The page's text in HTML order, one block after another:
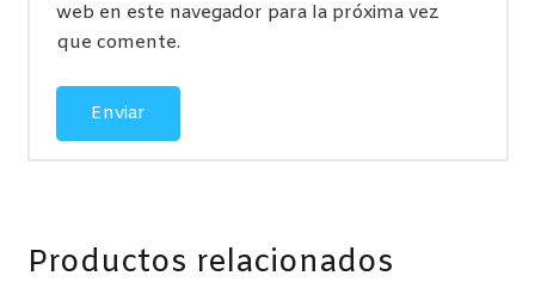
web en este navegador para la próxima vez
que comente.
Productos relacionados